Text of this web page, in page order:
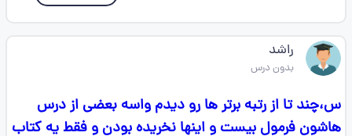
راشد
بدون درس
س،چند تا از رتبه برتر ها رو دیدم واسه بعضی از درس
هاشون فرمول بیست و اینها نخریده بودن و فقط یه کتاب